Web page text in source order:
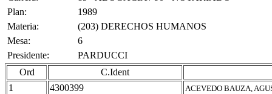
Plan:
1989
Materia:
(203) DERECHOS HUMANOS
Mesa:
6
Presidente:
PARDUCCI
Ord
C.Ident
1
4300399 ACEVEDO BAUZA,